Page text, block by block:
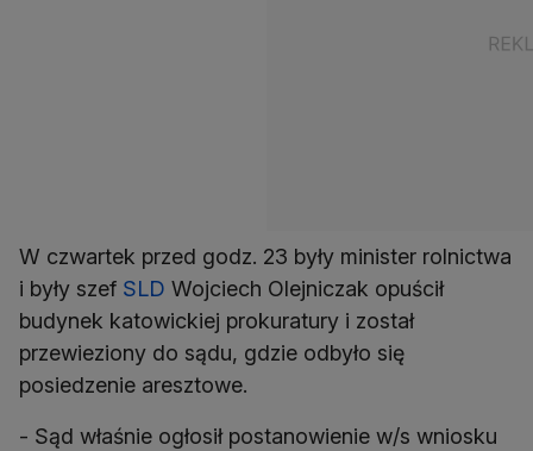
W czwartek przed godz. 23 były minister rolnictwa
i były szef SLD Wojciech Olejniczak opuścił
budynek katowickiej prokuratury i został
przewieziony do sądu, gdzie odbyło się
posiedzenie aresztowe.
- Sąd właśnie ogłosił postanowienie w/s wniosku